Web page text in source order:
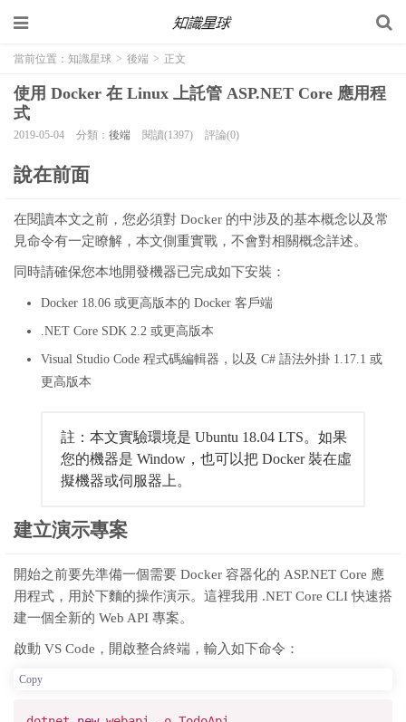
當前位置： 知識星球 > 後端 > 正文
使用 Docker 在 Linux 上託管 ASP.NET Core 應用程
式
2019-05-04 分類： 後端 閱讀(1397) 評論(0)
說在前面
在閱讀本文之前，您必須對 Docker 的中涉及的基本概念以及常
見命令有一定瞭解，本文側重實戰，不會對相關概念詳述。
同時請確保您本地開發機器已完成如下安裝：
Docker 18.06 或更高版本的 Docker 客戶端
.NET Core SDK 2.2 或更高版本
Visual Studio Code 程式碼編輯器，以及 C# 語法外掛 1.17.1 或
更高版本
註：本文實驗環境是 Ubuntu 18.04 LTS。如果
您的機器是 Window，也可以把 Docker 裝在虛
擬機器或伺服器上。
建立演示專案
開始之前要先準備一個需要 Docker 容器化的 ASP.NET Core 應
用程式，用於下麵的操作演示。這裡我用 .NET Core CLI 快速搭
建一個全新的 Web API 專案。
啟動 VS Code，開啟整合終端，輸入如下命令：
Copy